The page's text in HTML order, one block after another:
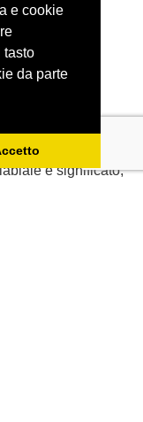
e cookie
tasto
da parte
il caso
significa
e significato,